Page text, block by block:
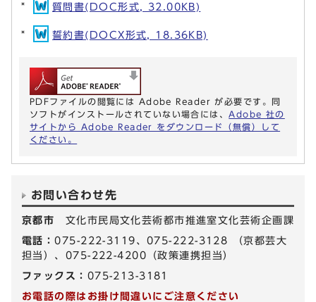
質問書(DOC形式, 32.00KB)
誓約書(DOCX形式, 18.36KB)
PDFファイルの閲覧には Adobe Reader が必要です。同
ソフトがインストールされていない場合には、 Adobe 社の
サイトから Adobe Reader をダウンロード（無償）して
ください。
お問い合わせ先
京都市 文化市民局文化芸術都市推進室文化芸術企画課
電話：075-222-3119、075-222-3128 （京都芸大
担当）、075-222-4200（政策連携担当）
ファックス： 075-213-3181
お電話の際はお掛け間違いにご注意ください